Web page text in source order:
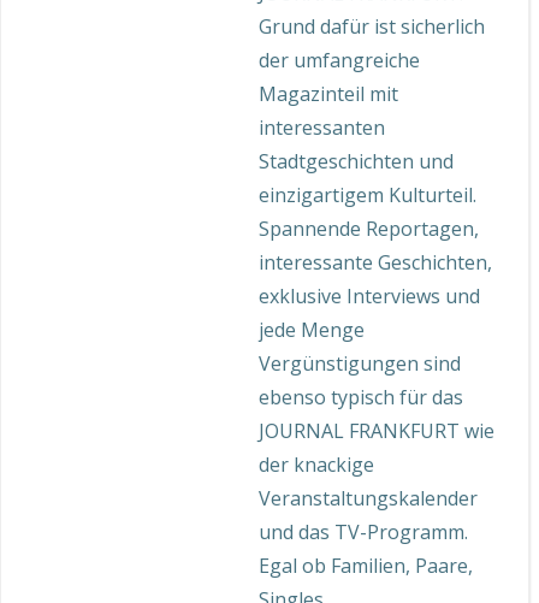
Grund dafür ist sicherlich
der umfangreiche
Magazinteil mit
interessanten
Stadtgeschichten und
einzigartigem Kulturteil.
Spannende Reportagen,
interessante Geschichten,
exklusive Interviews und
jede Menge
Vergünstigungen sind
ebenso typisch für das
JOURNAL FRANKFURT wie
der knackige
Veranstaltungskalender
und das TV-Programm.
Egal ob Familien, Paare,